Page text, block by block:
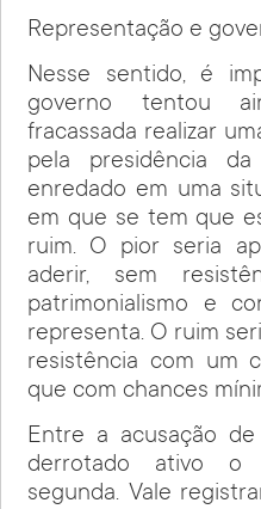
Representação e
Nesse sentido, é
governo tentou
fracassada realizar
pela presidência
enredado em uma
em que se tem que
ruim. O pior seria
aderir, sem
patrimonialismo e
representa. O ruim
resistência com um
que com chances
Entre a acusação
derrotado ativo o
segunda. Vale